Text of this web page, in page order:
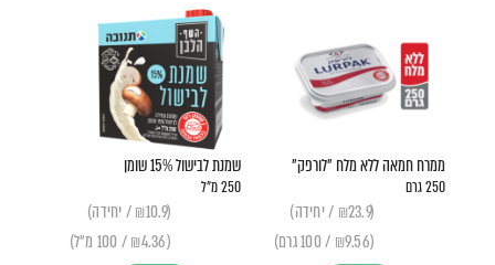
ממרח חמאה ללא מלח "לורפק"
250 גרם
(₪23.9 / יחידה)
(₪9.56 / 100 גרם)
שמנת לבישול 15% שומן
250 מ"ל
(₪10.9 / יחידה)
(₪4.36 / 100 מ"ל)